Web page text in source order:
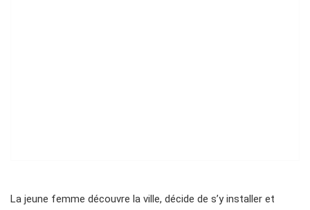
La jeune femme découvre la ville, décide de s’y installer et